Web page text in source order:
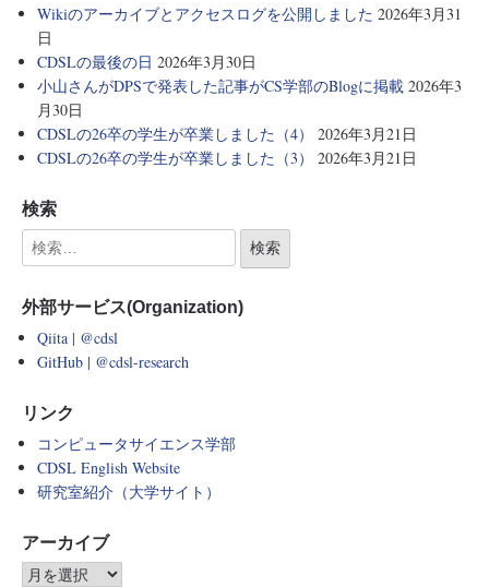
Wikiのアーカイブとアクセスログを公開しました 2026年3月31
日
CDSLの最後の日 2026年3月30日
小山さんがDPSで発表した記事がCS学部のBlogに掲載 2026年3
月30日
CDSLの26卒の学生が卒業しました（4）
2026年3月21日
CDSLの26卒の学生が卒業しました（3）
2026年3月21日
検索
外部サービス(Organization)
Qiita | @cdsl
GitHub | @cdsl-research
リンク
コンピュータサイエンス学部
CDSL English Website
研究室紹介（大学サイト）
アーカイブ